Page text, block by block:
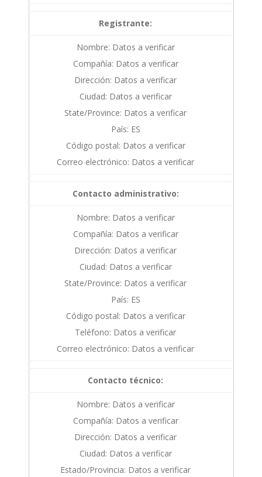
Registrante:
Nombre: Datos a verificar
Compañía: Datos a verificar
Dirección: Datos a verificar
Ciudad: Datos a verificar
State/Province: Datos a verificar
País: ES
Código postal: Datos a verificar
Correo electrónico: Datos a verificar
Contacto administrativo:
Nombre: Datos a verificar
Compañía: Datos a verificar
Dirección: Datos a verificar
Ciudad: Datos a verificar
State/Province: Datos a verificar
País: ES
Código postal: Datos a verificar
Teléfono: Datos a verificar
Correo electrónico: Datos a verificar
Contacto técnico:
Nombre: Datos a verificar
Compañía: Datos a verificar
Dirección: Datos a verificar
Ciudad: Datos a verificar
Estado/Provincia: Datos a verificar